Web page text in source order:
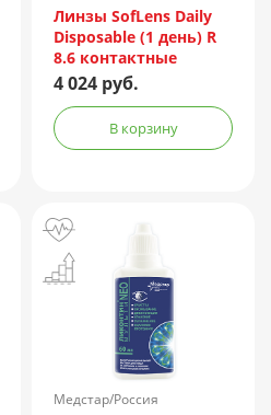
Линзы SofLens Daily
Disposable (1 день) R
8.6 контактные
мягкие корриг. -1,50
4 024 руб.
В корзину
Медстар/Россия